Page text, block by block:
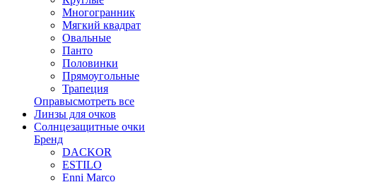
Многогранник
Мягкий квадрат
Овальные
Панто
Половинки
Прямоугольные
Трапеция
Оправысмотреть все
Линзы для очков
Солнцезащитные очки
Бренд
DACKOR
ESTILO
Enni Marco